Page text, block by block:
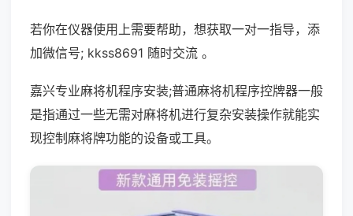
若你在仪器使用上需要帮助，想获取一对一指导，添
加微信号; kkss8691 随时交流 。
嘉兴专业麻将机程序安装;普通麻将机程序控牌器一般
是指通过一些无需对麻将机进行复杂安装操作就能实
现控制麻将牌功能的设备或工具。